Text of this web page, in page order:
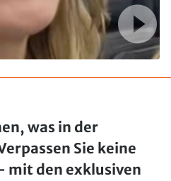
was in der
Sie keine
mit den exklusiven